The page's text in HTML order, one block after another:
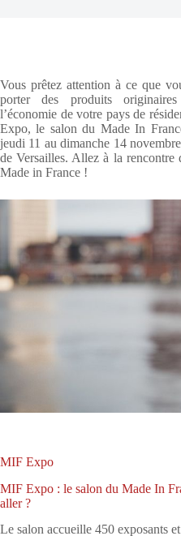
Vous prêtez attention à ce que
porter des produits
l’économie de votre pays de
Expo, le salon du Made In
jeudi 11 au dimanche 14
de Versailles. Allez à la rencontre
Made in France !
MIF Expo
MIF Expo : le salon du Made In
aller ?
Le salon accueille 450 exposants